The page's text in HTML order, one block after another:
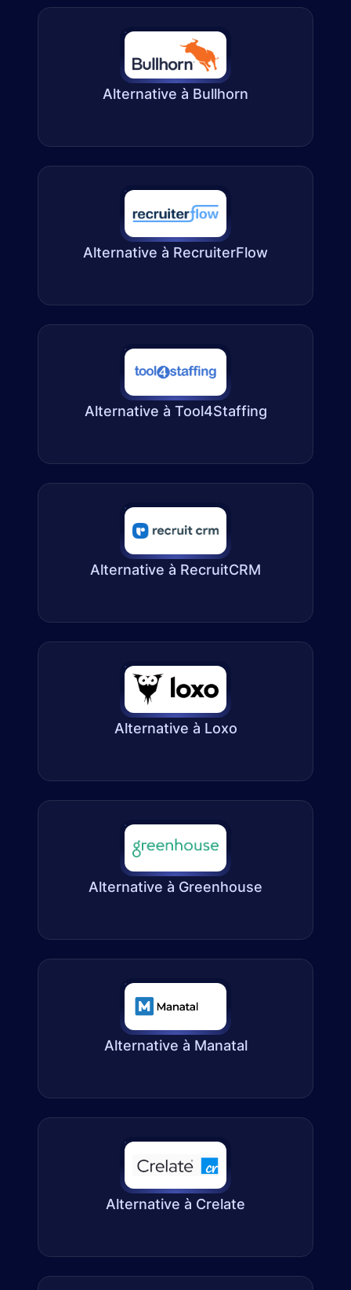
Alternative à Bullhorn
Alternative à RecruiterFlow
Alternative à Tool4Staffing
Alternative à RecruitCRM
Alternative à Loxo
Alternative à Greenhouse
Alternative à Manatal
Alternative à Crelate